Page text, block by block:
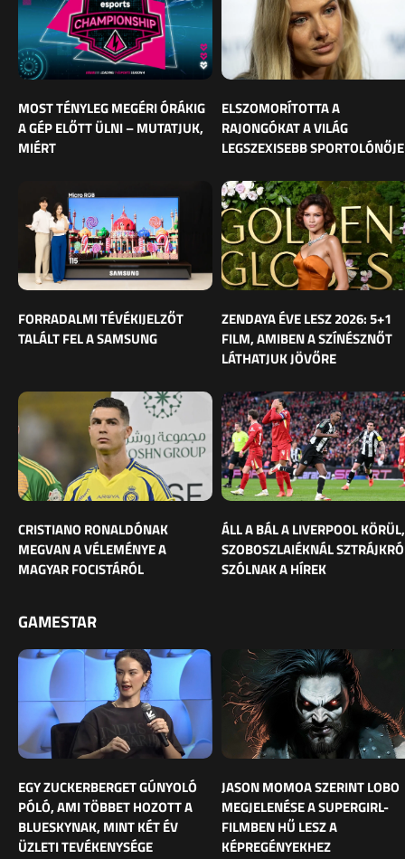
MOST TÉNYLEG MEGÉRI ÓRÁKIG
A GÉP ELŐTT ÜLNI – MUTATJUK,
MIÉRT
ELSZOMORÍTOTTA A
RAJONGÓKAT A VILÁG
LEGSZEXISEBB SPORTOLÓNŐJE
FORRADALMI TÉVÉKIJELZŐT
TALÁLT FEL A SAMSUNG
ZENDAYA ÉVE LESZ 2026: 5+1
FILM, AMIBEN A SZÍNÉSZNŐT
LÁTHATJUK JÖVŐRE
CRISTIANO RONALDÓNAK
MEGVAN A VÉLEMÉNYE A
MAGYAR FOCISTÁRÓL
ÁLL A BÁL A LIVERPOOL KÖRÜL,
SZOBOSZLAIÉKNÁL
SZÓLNAK A HÍREK
GAMESTAR
EGY ZUCKERBERGET GÚNYOLÓ
PÓLÓ, AMI TÖBBET HOZOTT A
BLUESKYNAK, MINT KÉT ÉV
ÜZLETI TEVÉKENYSÉGE
JASON MOMOA SZERINT LOBO
MEGJELENÉSE A SUPERGIRL-
FILMBEN HŰ LESZ A
KÉPREGÉNYEKHEZ